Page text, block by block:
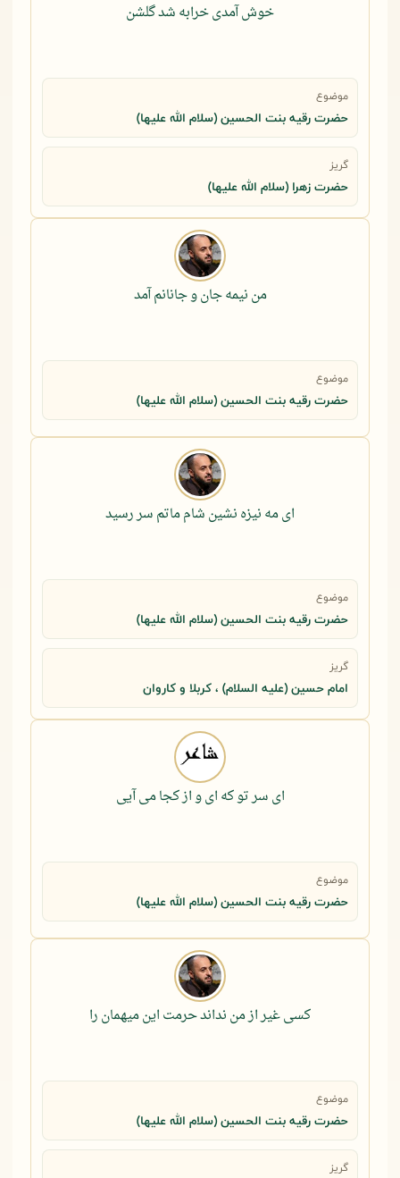
خوش آمدی خرابه شد گلشن
موضوع
حضرت رقيه بنت الحسين (سلام الله عليها)
گریز
حضرت زهرا (سلام الله علیها)
من نیمه جان و جانانم آمد
موضوع
حضرت رقيه بنت الحسين (سلام الله عليها)
ای مه نیزه نشین شام ماتم سر رسید
موضوع
حضرت رقيه بنت الحسين (سلام الله عليها)
گریز
امام حسین (علیه السلام) ، کربلا و کاروان
ای سر تو که ای و از کجا می آیی
موضوع
حضرت رقيه بنت الحسين (سلام الله عليها)
کسی غیر از من نداند حرمت این میهمان را
موضوع
حضرت رقيه بنت الحسين (سلام الله عليها)
گریز